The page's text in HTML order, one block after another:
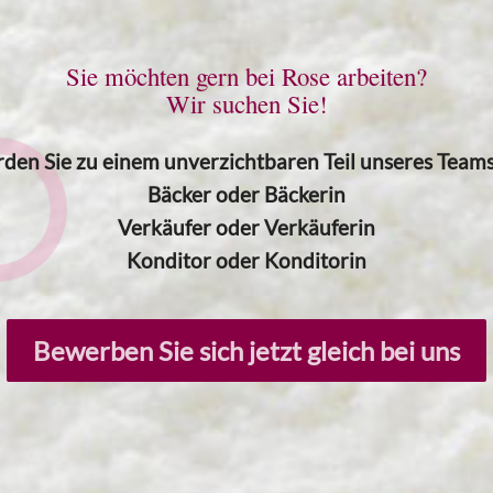
Sie möchten gern bei Rose arbeiten?
Wir suchen Sie!
Sie zu einem unverzichtbaren Teil unseres
Bäcker oder Bäckerin
Verkäufer oder Verkäuferin
Konditor oder Konditorin
Bewerben Sie sich jetzt gleich bei uns